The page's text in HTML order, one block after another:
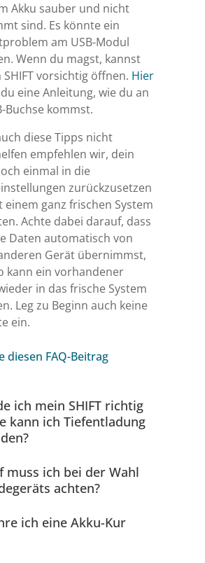
Akku sauber und nicht
sind. Es könnte ein
am USB-Modul
Wenn du magst, kannst
SHIFT vorsichtig öffnen. Hier
eine Anleitung, wie du an
Buchse kommst.
diese Tipps nicht
empfehlen wir, dein
einmal in die
zurückzusetzen
einem ganz frischen System
Achte dabei darauf, dass
Daten automatisch von
Gerät übernimmst,
kann ein vorhandener
in das frische System
Leg zu Beginn auch keine
ein.
diesen FAQ-Beitrag
ich mein SHIFT richtig
kann ich Tiefentladung
muss ich bei der Wahl
achten?
ich eine Akku-Kur